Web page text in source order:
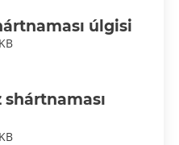
úlgisi
shártnaması